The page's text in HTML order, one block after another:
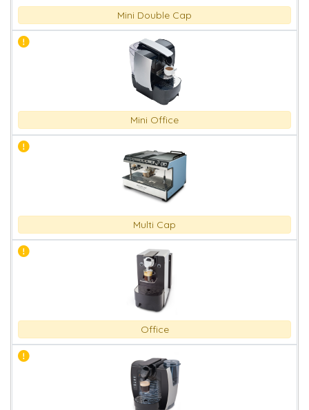
Mini Double Cap
Mini Office
Multi Cap
Office